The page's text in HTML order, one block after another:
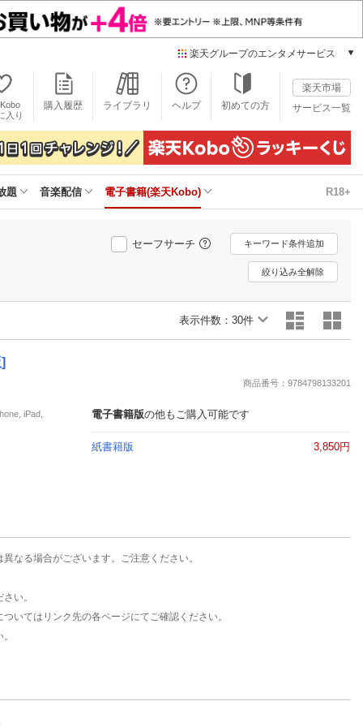
楽天グループのエンタメサービス
本/ゲーム/CD/DVD
楽天ブックス
電子書籍
楽天Kobo
雑誌読み放題
楽天ミュージック
動画配信
楽天TV
動画配信ガイド
Rチャンネル
エンタメニュース
入り
購入履歴 ライブラリ ヘルプ 初めての方
楽天市場
サービス一覧
題 音楽配信 電子書籍(楽天Kobo) R18+
セーフサーチ キーワード条件追加
絞り込み全解除
表示件数： 30件
商品番号：9784798133201
iPad,
電子書籍版の他もご購入可能です
紙書籍版 3,850円
なる場合がございます。ご注意ください。
い。
いてはリンク先の各ページにてご確認ください。